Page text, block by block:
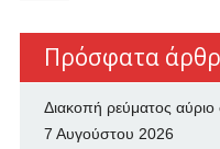
Πρόσφατα
Διακοπή ρεύματος αύριο
7 Αυγούστου 2026